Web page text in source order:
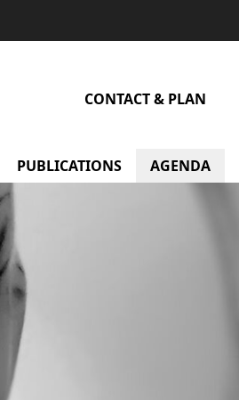
CONTACT & PLAN
menu Membres
PUBLICATIONS AGENDA